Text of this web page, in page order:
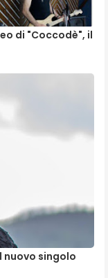
di "Coccodè", il
nuovo singolo